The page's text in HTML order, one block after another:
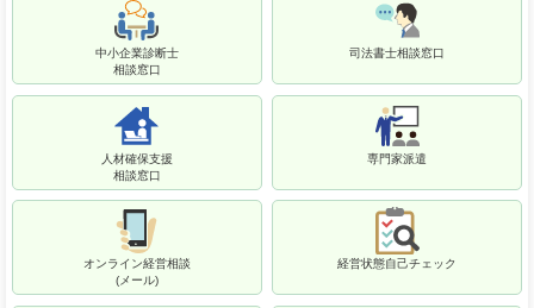
中小企業診断士
相談窓口
司法書士相談窓口
人材確保支援
相談窓口
専門家派遣
オンライン経営相談
(メール)
経営状態自己チェック